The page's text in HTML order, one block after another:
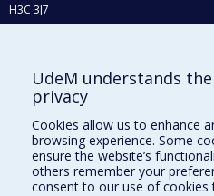
H3C 3J7
Who does what?
Find us
Site map
Accessibility
UdeM understands
privacy
Cookies allow us to enhance
browsing experience. Some
ensure the website’s
others remember your
consent to our use of cookies